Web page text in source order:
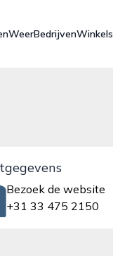
WeerBedrijvenWinkels
Bezoek de website
+31 33 475 2150